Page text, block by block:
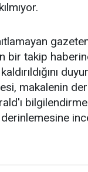
bir takip
makalenin